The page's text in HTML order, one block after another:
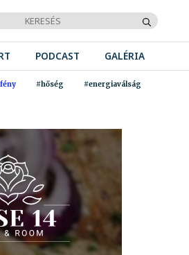
PODCAST GALÉRIA
#hőség #energiaválság